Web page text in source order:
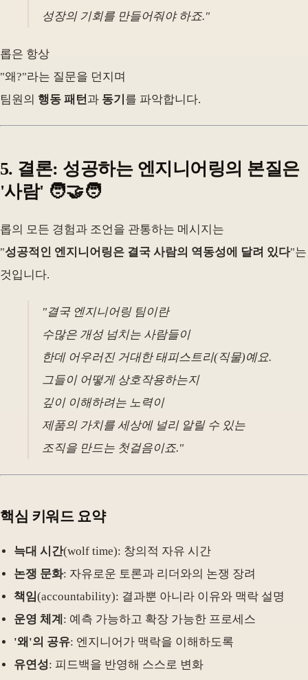
성장의 기회를 만들어줘야 하죠."
롭은 항상
"왜?"라는 질문을 던지며
팀원의 행동 패턴 과 동기 를 파악합니다.
5. 결론: 성공하는 엔지니어링의 본질은
'사람' 🧑‍🤝‍🧑
롭의 모든 경험과 조언을 관통하는 메시지는
"성공적인 엔지니어링은 결국 사람의 역동성에 달려 있다"는
것입니다.
"결국 엔지니어링 팀이란
수많은 개성 넘치는 사람들이
한데 어우러진 거대한 태피스트리(직물)예요.
그들이 어떻게 상호작용하는지
깊이 이해하려는 노력이
제품의 가치를 세상에 널리 알릴 수 있는
조직을 만드는 첫걸음이죠."
핵심 키워드 요약
늑대 시간(wolf time): 창의적 자유 시간
논쟁 문화: 자유로운 토론과 리더와의 논쟁 장려
책임(accountability): 결과뿐 아니라 이유와 맥락 설명
운영 체계 : 예측 가능하고 확장 가능한 프로세스
'왜'의 공유: 엔지니어가 맥락을 이해하도록
유연성: 피드백을 반영해 스스로 변화